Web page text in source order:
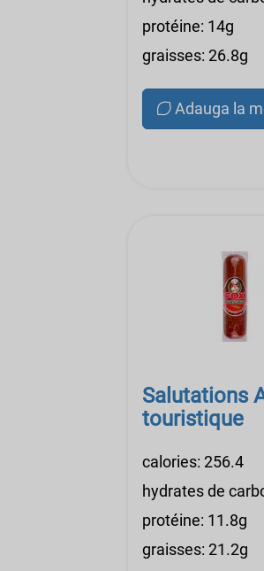
protéine: 14g
graisses: 26.8g
Adauga la
Salutations
touristique
calories: 256.4
hydrates de
protéine: 11.8g
graisses: 21.2g